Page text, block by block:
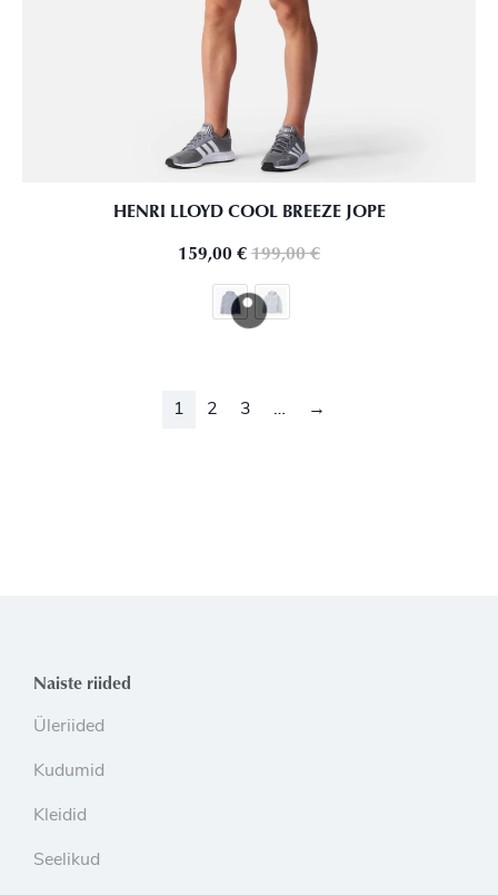
HENRI LLOYD COOL BREEZE JOPE
159,00 €199,00€
1 2 3 … →
Naiste riided
Üleriided
Kudumid
Kleidid
Seelikud